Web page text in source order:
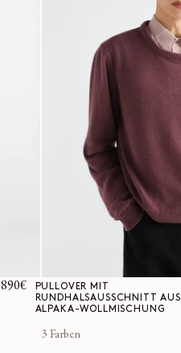
Normaler
890€
PULLOVER MIT
RUNDHALSAUSSCHNITT AUS
ALPAKA-WOLLMISCHUNG
3 Farben